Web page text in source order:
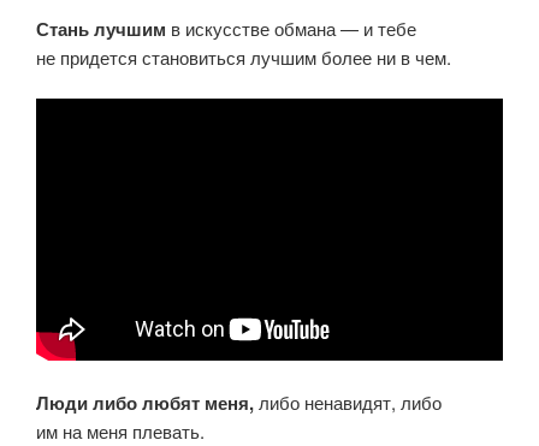
Стань лучшим в искусстве обмана — и тебе
не придется становиться лучшим более ни в чем.
Люди либо любят меня,либо ненавидят, либо
им на меня плевать.